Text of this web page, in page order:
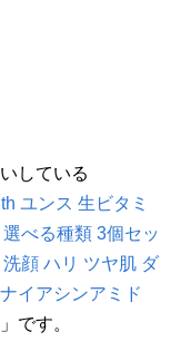
している
ユンス 生ビタミ
べる種類 3個セッ
顔 ハリ ツヤ肌 ダ
イアシンアミド
」です。